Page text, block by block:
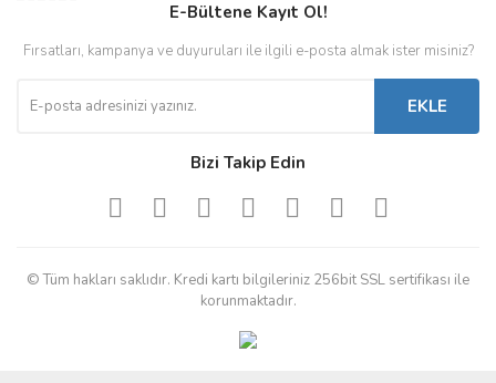
E-Bültene Kayıt Ol!
Fırsatları, kampanya ve duyuruları ile ilgili e-posta almak ister misiniz?
EKLE
Bizi Takip Edin
© Tüm hakları saklıdır. Kredi kartı bilgileriniz 256bit SSL sertifikası ile
korunmaktadır.